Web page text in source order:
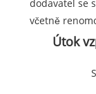
dodavatel se
včetně
Útok